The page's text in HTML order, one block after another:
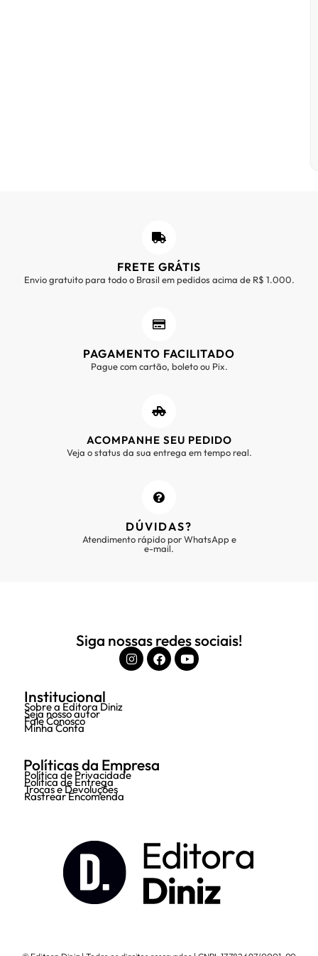
FRETE GRÁTIS
Envio gratuito para todo o Brasil em pedidos acima de R$ 1.000.
PAGAMENTO FACILITADO
Pague com cartão, boleto ou Pix.
ACOMPANHE SEU PEDIDO
Veja o status da sua entrega em tempo real.
DÚVIDAS?
Atendimento rápido por WhatsApp e
e-mail.
Siga nossas redes sociais!
Institucional
Sobre a Editora Diniz
Seja nosso autor
Fale Conosco
Minha Conta
Políticas da Empresa
Política de Privacidade
Política de Entrega
Trocas e Devoluções
Rastrear Encomenda